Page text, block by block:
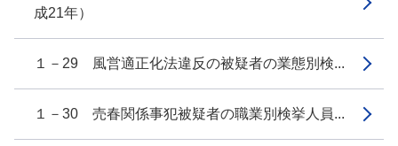
成21年）
１－29 風営適正化法違反の被疑者の業態別検...
１－30 売春関係事犯被疑者の職業別検挙人員...